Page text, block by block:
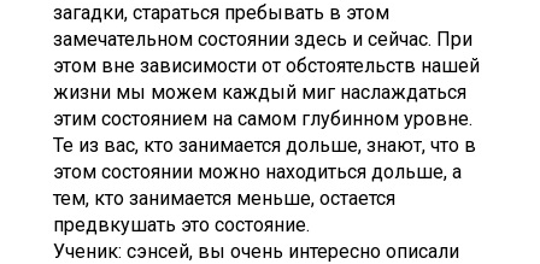
загадки, стараться пребывать в этом
замечательном состоянии здесь и сейчас. При
этом вне зависимости от обстоятельств нашей
жизни мы можем каждый миг наслаждаться
этим состоянием на самом глубинном уровне.
Те из вас, кто занимается дольше, знают, что в
этом состоянии можно находиться дольше, а
тем, кто занимается меньше, остается
предвкушать это состояние.
Ученик: сэнсей, вы очень интересно описали